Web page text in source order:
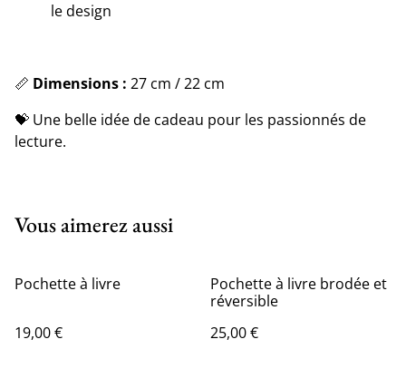
le design
📏 Dimensions : 27 cm / 22 cm
💝 Une belle idée de cadeau pour les passionnés de
lecture.
Vous aimerez aussi
Pochette à livre
19,00 €
Pochette à livre brodée et
réversible
25,00 €